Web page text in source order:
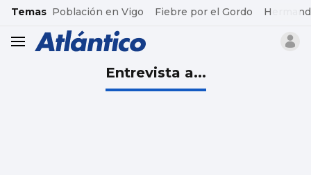
common.go-to-content
Temas Población en Vigo Fiebre por el Gordo
header.menu.open
Entrevista a...